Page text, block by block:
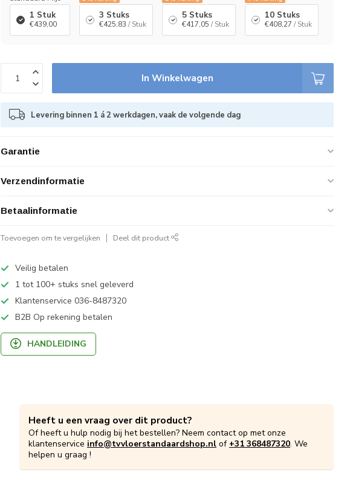
1 Stuk
€439,00
3 Stuks
€425,83 / Stuk
5 Stuks
€417,05 / Stuk
10 Stuks
€408,27 / Stuk
In Winkelwagen
Levering binnen 1 á 2 werkdagen, vaak de volgende dag
Garantie
Verzendinformatie
Betaalinformatie
Toevoegen om te vergelijken Deel dit product
Veilig betalen
1 tot 100+ stuks snel geleverd
Klantenservice 036-8487320
B2B Op rekening betalen
HANDLEIDING
Heeft u een vraag over dit product?
Of heeft u hulp nodig bij het bestellen? Neem contact op met onze
klantenservice info@tvvloerstandaardshop.nl of +31 368487320. We
helpen u graag !